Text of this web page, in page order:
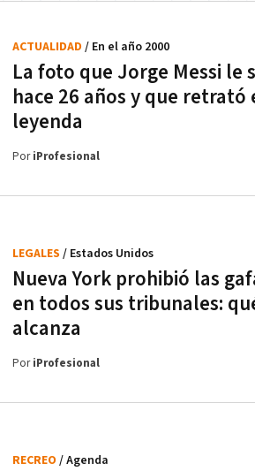
La foto que Jorge Messi le
hace 26 años y que retrató
leyenda
ACTUALIDAD / En el año 2000
PoriProfesional
Nueva York prohibió las
en todos sus tribunales:
alcanza
LEGALES / Estados Unidos
PoriProfesional
RECREO / Agenda